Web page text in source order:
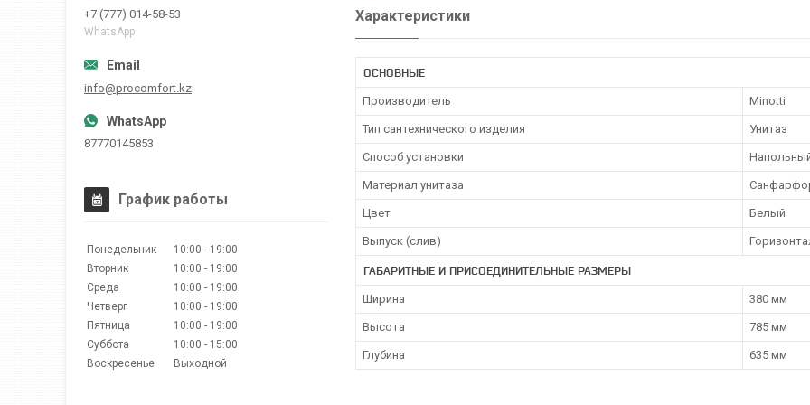
Характеристики
ОСНОВНЫЕ
Производитель Minotti
Тип сантехнического изделия Унитаз
Способ установки
Материал унитаза
Цвет Белый
Выпуск (слив)
ГАБАРИТНЫЕ И ПРИСОЕДИНИТЕЛЬНЫЕ РАЗМЕРЫ
Ширина 380 мм
Высота 785 мм
Глубина 635 мм
+7 (777) 014-58-53
WhatsApp
info@procomfort.kz
87770145853
График работы
Понедельник 10:00
19:00
Вторник
10:00
19:00
Среда
10:00
19:00
Четверг
10:00
19:00
Пятница
10:00
19:00
Суббота
10:00
15:00
Воскресенье
Выходной